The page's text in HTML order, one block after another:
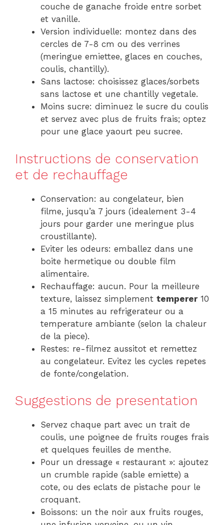
couche de ganache froide entre sorbet
et vanille.
Version individuelle: montez dans des
cercles de 7-8 cm ou des verrines
(meringue emiettee, glaces en couches,
coulis, chantilly).
Sans lactose: choisissez glaces/sorbets
sans lactose et une chantilly vegetale.
Moins sucre: diminuez le sucre du coulis
et servez avec plus de fruits frais; optez
pour une glace yaourt peu sucree.
Instructions de conservation
et de rechauffage
Conservation: au congelateur, bien
filme, jusqu’a 7 jours (idealement 3-4
jours pour garder une meringue plus
croustillante).
Eviter les odeurs: emballez dans une
boite hermetique ou double film
alimentaire.
Rechauffage: aucun. Pour la meilleure
texture, laissez simplement temperer10
a 15 minutes au refrigerateur ou a
temperature ambiante (selon la chaleur
de la piece).
Restes: re-filmez aussitot et remettez
au congelateur. Evitez les cycles repetes
de fonte/congelation.
Suggestions de presentation
Servez chaque part avec un trait de
coulis, une poignee de fruits rouges frais
et quelques feuilles de menthe.
Pour un dressage « restaurant »: ajoutez
un crumble rapide (sable emiette) a
cote, ou des eclats de pistache pour le
croquant.
Boissons: un the noir aux fruits rouges,